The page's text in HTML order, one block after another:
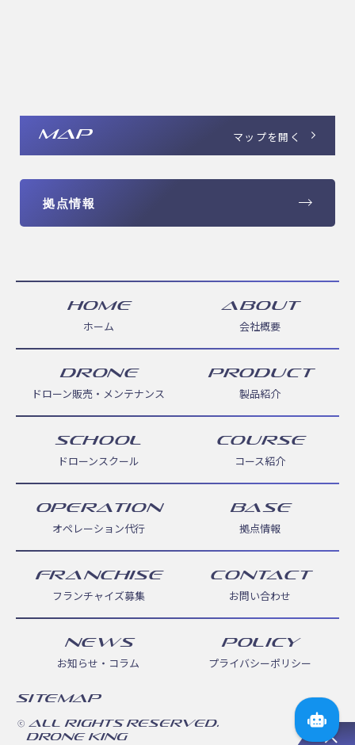
MAP マップを開く
拠点情報
HOME
ホーム
ABOUT
会社概要
DRONE
ドローン販売・メンテナンス
PRODUCT
製品紹介
SCHOOL
ドローンスクール
COURSE
コース紹介
OPERATION
オペレーション代行
BASE
拠点情報
FRANCHISE
フランチャイズ募集
CONTACT
お問い合わせ
NEWS
お知らせ・コラム
POLICY
プライバシーポリシー
sitemap
© ALL RIGHTS RESERVED.
DRONE KING